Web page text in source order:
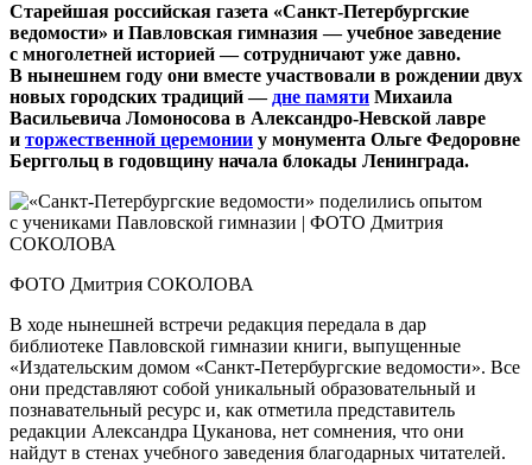
Старейшая российская газета «Санкт-Петербургские
ведомости» и Павловская гимназия — учебное заведение
с многолетней историей — сотрудничают уже давно.
В нынешнем году они вместе участвовали в рождении двух
новых городских традиций —дне памяти Михаила
Васильевича Ломоносова в Александро-Невской лавре
и торжественной церемонии у монумента Ольге Федоровне
Берггольц в годовщину начала блокады Ленинграда.
ФОТО Дмитрия СОКОЛОВА
В ходе нынешней встречи редакция передала в дар
библиотеке Павловской гимназии книги, выпущенные
«Издательским домом «Санкт-Петербургские ведомости». Все
они представляют собой уникальный образовательный и
познавательный ресурс и, как отметила представитель
редакции Александра Цуканова, нет сомнения, что они
найдут в стенах учебного заведения благодарных читателей.